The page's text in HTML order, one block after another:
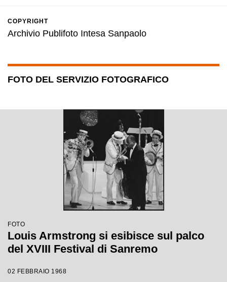
COPYRIGHT
Archivio Publifoto Intesa Sanpaolo
FOTO DEL SERVIZIO FOTOGRAFICO
FOTO
Louis Armstrong si esibisce sul palco
del XVIII Festival di Sanremo
02 FEBBRAIO 1968